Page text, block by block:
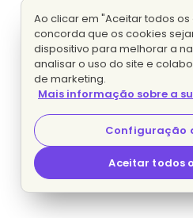
Ao clicar em "Aceitar todos
concorda que os cookies
dispositivo para melhorar a
analisar o uso do site e
de marketing.
Mais informação sobre a
Configuração
Aceitar todos